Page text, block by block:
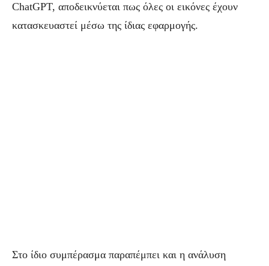
ChatGPT, αποδεικνύεται πως όλες οι εικόνες έχουν
κατασκευαστεί μέσω της ίδιας εφαρμογής.
Στο ίδιο συμπέρασμα παραπέμπει και η ανάλυση